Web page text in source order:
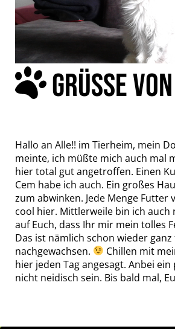
GRÜSSE
Hallo an Alle!! im Tierheim, mein
meinte, ich müßte mich auch mal
hier total gut angetroffen. Einen
Cem habe ich auch. Ein großes
zum abwinken. Jede Menge Futter
cool hier. Mittlerweile bin ich auch
auf Euch, dass Ihr mir mein tolles
Das ist nämlich schon wieder ganz
nachgewachsen.
Chillen mit
hier jeden Tag angesagt. Anbei ein
nicht neidisch sein. Bis bald mal,